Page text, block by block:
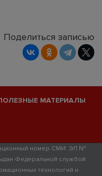
Поделиться записью
МАТЕРИАЛЫ
номер СМИ: ЭЛ №
Федеральной службой
технологий и